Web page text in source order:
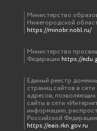
Министерство
Нижегородской
https://minobr.nobl.ru/
Министерство
Федерации https://
Единый реестр
страниц сайтов в
адресов,
сайты в сети
информацию,
Российской
https://eais.rkn.gov.ru